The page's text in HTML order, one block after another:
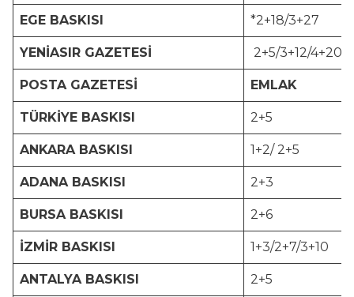
EGE BASKISI *2+18/3+27
YENİASIR GAZETESİ 2+5/3+12/4+20
POSTA GAZETESİ EMLAK
TÜRKİYE BASKISI 2+5
ANKARA BASKISI 1+2/ 2+5
ADANA BASKISI 2+3
BURSA BASKISI 2+6
İZMİR BASKISI 1+3/2+7/3+10
ANTALYA BASKISI 2+5